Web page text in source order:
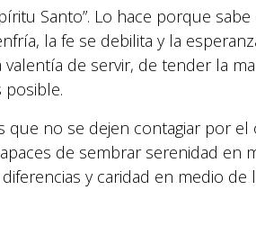
Santo”. Lo hace porque sabe
la fe se debilita y la
de servir, de tender la
posible.
que no se dejen contagiar por el
de sembrar serenidad en
y caridad en medio de
por la Fundación para la
Social.
Política y privacidad